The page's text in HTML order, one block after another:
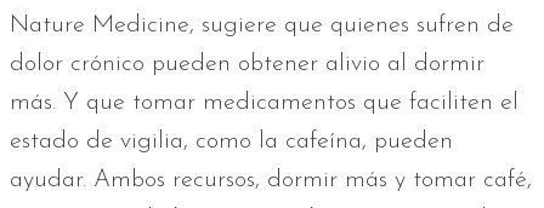
Nature Medicine, sugiere que quienes sufren de
dolor crónico pueden obtener alivio al dormir
más. Y que tomar medicamentos que faciliten el
estado de vigilia, como la cafeína, pueden
ayudar. Ambos recursos, dormir más y tomar café,